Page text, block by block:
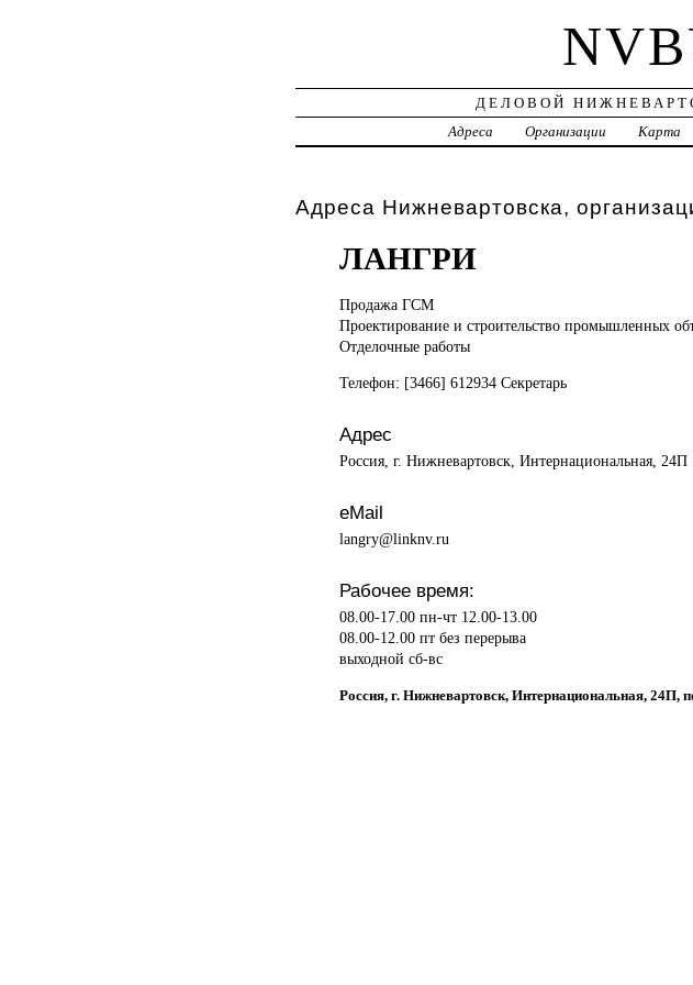
ДЕЛОВОЙ
Адреса
Организации Карта
Адреса Нижневартовска,
ЛАНГРИ
Продажа ГСМ
Проектирование и строительство промышленных
Отделочные работы
Телефон: [3466] 612934 Секретарь
Адрес
Россия, г. Нижневартовск, Интернациональная, 24П
eMail
langry@linknv.ru
Рабочее время:
08.00-17.00 пн-чт 12.00-13.00
08.00-12.00 пт без перерыва
выходной сб-вс
Россия, г. Нижневартовск, Интернациональная, 24П,